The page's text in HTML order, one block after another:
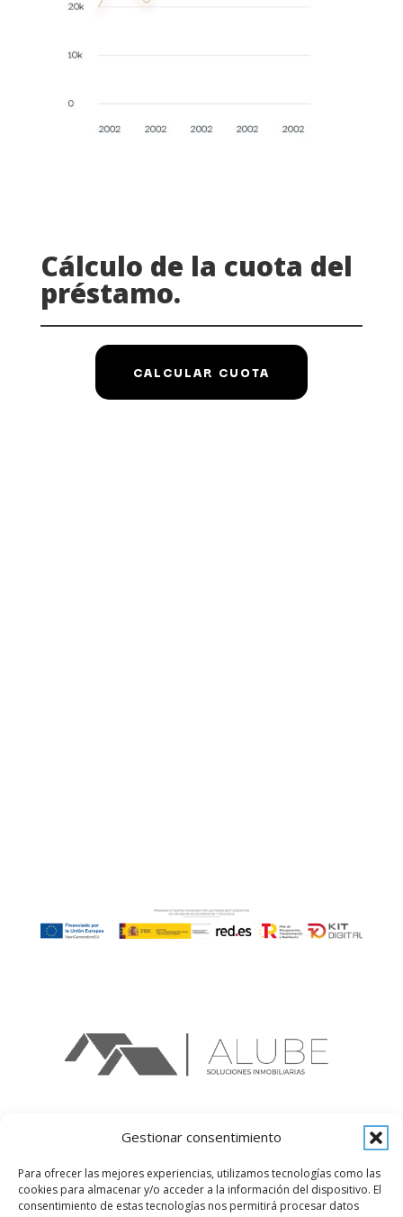
Gestionar consentimiento
Para ofrecer las mejores experiencias, utilizamos tecnologías como las
cookies para almacenar y/o acceder a la información del dispositivo. El
consentimiento de estas tecnologías nos permitirá procesar datos
Cálculo de la cuota del
préstamo.
CALCULAR CUOTA
Alube Soluciones
Rúa de Manuel Núñez, 3 | Santiago de Vigo
36203 Vigo (Pontevedra)